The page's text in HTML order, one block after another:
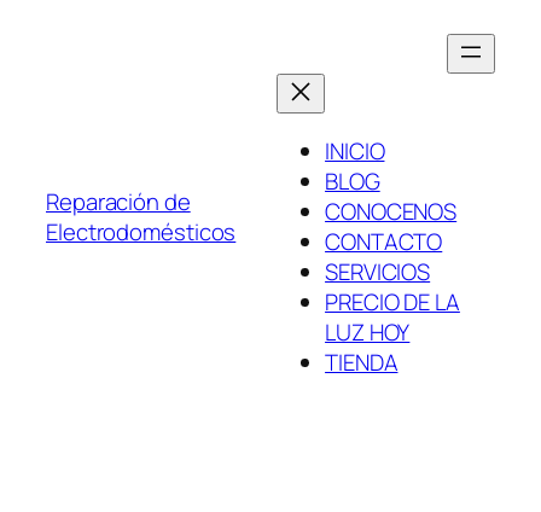
Reparación de
Electrodomésticos
INICIO
BLOG
CONOCENOS
CONTACTO
SERVICIOS
PRECIO DE LA
LUZ HOY
TIENDA